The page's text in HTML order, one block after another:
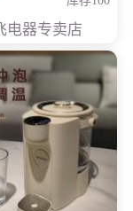
电器专卖店